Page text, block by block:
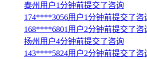
泰州用户1分钟前提交了咨询
174****3056用户1分钟前提交了咨
168****6801用户2分钟前提交了咨
扬州用户4分钟前提交了咨询
143****5824用户2分钟前提交了咨